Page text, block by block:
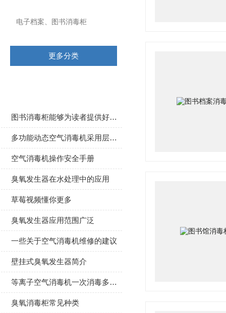
电子档案、图书消毒柜
更多分类
图书消毒柜能够为读者提供好的保护效果
多功能动态空气消毒机采用层流过滤系统
空气消毒机操作安全手册
臭氧发生器在水处理中的应用
草莓视频懂你更多
臭氧发生器应用范围广泛
一些关于空气消毒机维修的建议
壁挂式臭氧发生器简介
等离子空气消毒机一次消毒多久合适？
臭氧消毒柜常见种类